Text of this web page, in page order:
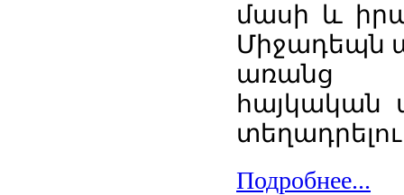
մասի և
Միջադեպն
առանց
հայկական
Подробнее...